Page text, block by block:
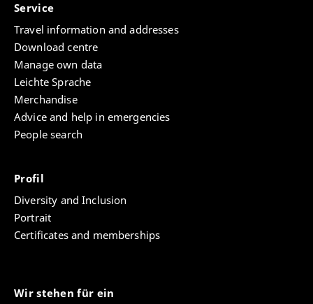
Service
Travel information and addresses
Download centre
Manage own data
Leichte Sprache
Merchandise
Advice and help in emergencies
People search
Profil
Diversity and Inclusion
Portrait
Certificates and memberships
Wir stehen für ein